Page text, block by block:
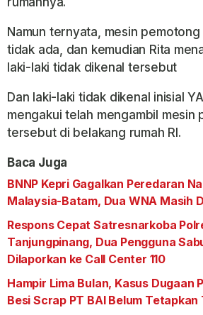
Namun ternyata, mesin
tidak ada, dan kemudian Rita
laki-laki tidak dikenal tersebut
Dan laki-laki tidak dikenal inisial
mengakui telah mengambil mesin
tersebut di belakang rumah RI.
Baca Juga
BNNP Kepri Gagalkan Peredaran
Malaysia-Batam, Dua WNA Masih
Respons Cepat Satresnarkoba
Tanjungpinang, Dua Pengguna
Dilaporkan ke Call Center 110
Hampir Lima Bulan, Kasus Dugaan
Besi Scrap PT BAI Belum Tetapkan